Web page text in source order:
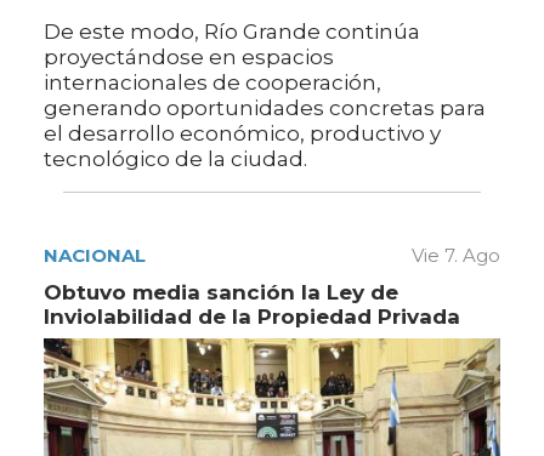
De este modo, Río Grande continúa
proyectándose en espacios
internacionales de cooperación,
generando oportunidades concretas para
el desarrollo económico, productivo y
tecnológico de la ciudad.
NACIONAL Vie 7. Ago
Obtuvo media sanción la Ley de
Inviolabilidad de la Propiedad Privada